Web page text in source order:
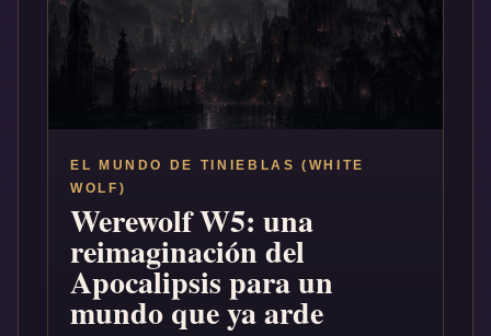
EL MUNDO DE TINIEBLAS (WHITE
WOLF)
Werewolf W5: una
reimaginación del
Apocalipsis para un
mundo que ya arde